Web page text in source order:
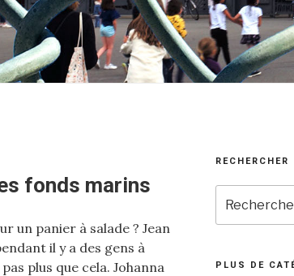
fonds marins
un panier à salade ? Jean
il y a des gens à
plus que cela. Johanna
RECHERCHER
pour
PLUS DE